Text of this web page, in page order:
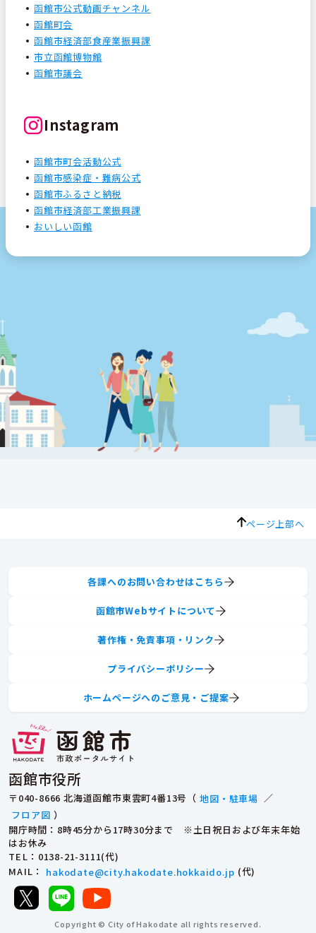
函館市公式動画チャンネル
函館町会
函館市経済部食産業振興課
市立函館博物館
函館市議会
Instagram
函館市町会活動公式
函館市感染症・難病公式
函館市ふるさと納税
函館市経済部工業振興課
おいしい函館
ページ上部へ
函館市役所
〒040-8666 北海道函館市東雲町4番13号（ 地図・駐車場 ／
フロア図 ）
開庁時間：8時45分から17時30分まで ※土日祝日および年末年始
はお休み
TEL ：0138-21-3111(代)
MAIL ： hakodate@city.hakodate.hokkaido.jp (代)
各課へのお問い合わせはこちら
函館市Webサイトについて
著作権・免責事項・リンク
プライバシーポリシー
ホームページへのご意見・ご提案
Copyright © City of Hakodate all rights reserved.